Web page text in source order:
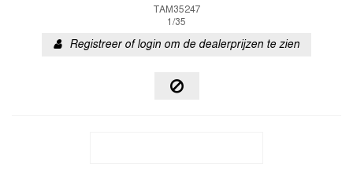
TAM35247
1/35
Registreer of login om de dealerprijzen te zien